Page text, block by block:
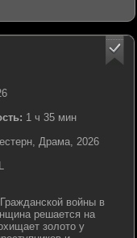
1 ч 35 мин
Драма, 2026
войны в
решается на
золото у